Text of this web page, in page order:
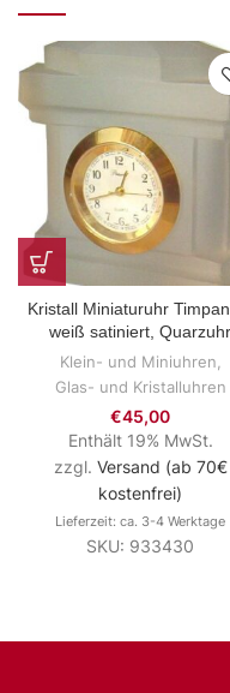
Kristall Miniaturuhr
weiß satiniert, Quarzuhr
Klein- und Miniuhren,
Glas- und Kristalluhren
€45,00
Enthält 19% MwSt.
zzgl. Versand (ab 70€
kostenfrei)
Lieferzeit: ca. 3-4 Werktage
SKU: 933430